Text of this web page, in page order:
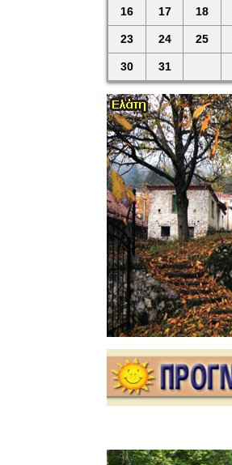
16 17 18
23 24 25
30 31